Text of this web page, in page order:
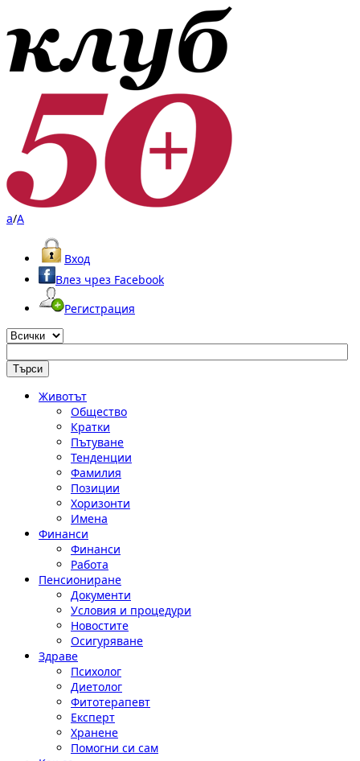
a/A
Вход
Влез чрез Facebook
Регистрация
Животът
Общество
Кратки
Пътуване
Тенденции
Фамилия
Позиции
Хоризонти
Имена
Финанси
Финанси
Работа
Пенсиониране
Документи
Условия и процедури
Новостите
Осигуряване
Здраве
Психолог
Диетолог
Фитотерапевт
Експерт
Хранене
Помогни си сам